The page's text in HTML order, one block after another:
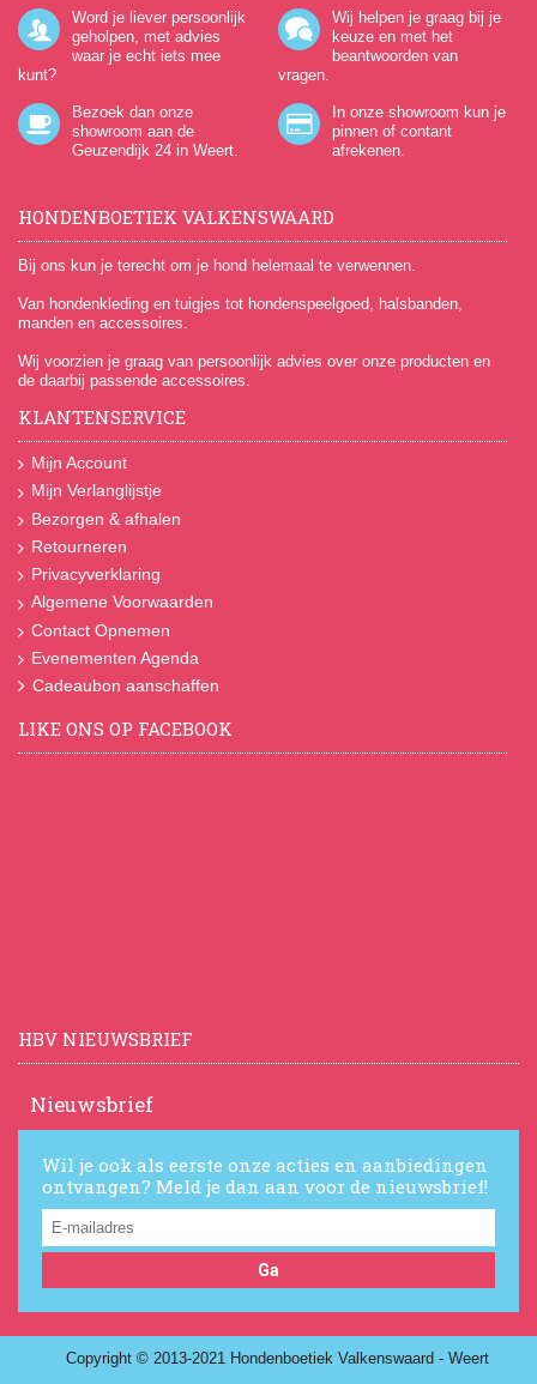
Word je liever persoonlijk
geholpen, met advies
waar je echt iets mee
kunt?
Wij helpen je graag bij je
keuze en met het
beantwoorden van
vragen.
Bezoek dan onze
showroom aan de
Geuzendijk 24 in Weert.
In onze showroom kun je
pinnen of contant
afrekenen.
HONDENBOETIEK VALKENSWAARD
Bij ons kun je terecht om je hond helemaal te verwennen.
Van hondenkleding en tuigjes tot hondenspeelgoed, halsbanden,
manden en accessoires.
Wij voorzien je graag van persoonlijk advies over onze producten en
de daarbij passende accessoires.
KLANTENSERVICE
Mijn Account
Mijn Verlanglijstje
Bezorgen & afhalen
Retourneren
Privacyverklaring
Algemene Voorwaarden
Contact Opnemen
Evenementen Agenda
Cadeaubon aanschaffen
LIKE ONS OP FACEBOOK
HBV NIEUWSBRIEF
Nieuwsbrief
Wil je ook als eerste onze acties en aanbiedingen
ontvangen? Meld je dan aan voor de nieuwsbrief!
Ga
Copyright © 2013-2021 Hondenboetiek Valkenswaard - Weert